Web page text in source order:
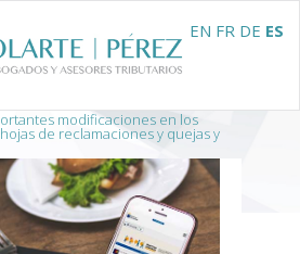
modificaciones en los
de reclamaciones y quejas y
EN FR DE ES